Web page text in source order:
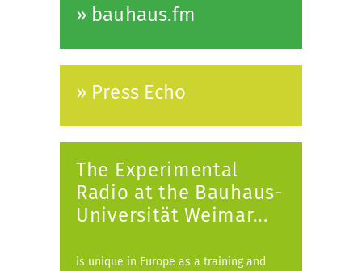
» bauhaus.fm
» Press Echo
The Experimental
Radio at the Bauhaus-
Universität Weimar...
is unique in Europe as a training and